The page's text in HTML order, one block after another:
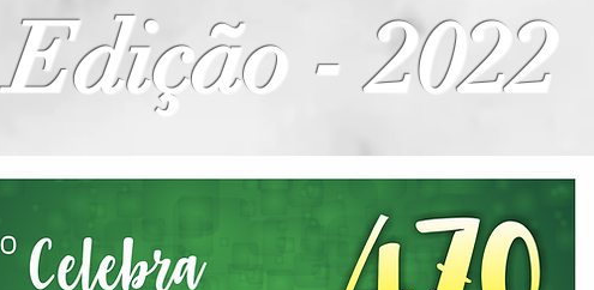
Edição - 2022